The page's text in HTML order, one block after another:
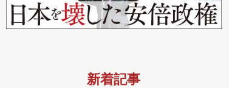
新着記事